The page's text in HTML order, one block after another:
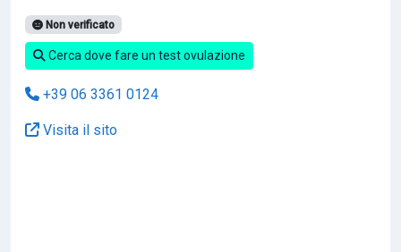
Non verificato
Cerca dove fare un test ovulazione
+39 06 3361 0124
Visita il sito